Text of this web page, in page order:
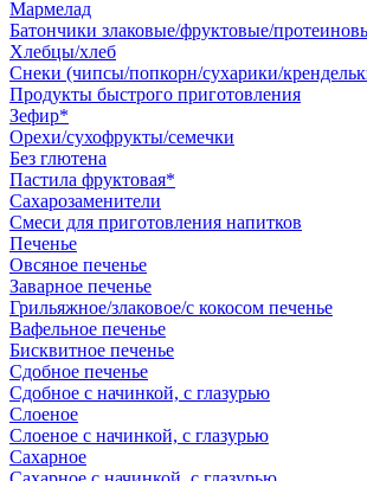
Мармелад
Батончики злаковые/фруктовые/
Хлебцы/хлеб
Снеки (чипсы/попкорн/сухарики/
Продукты быстрого приготовления
Зефир*
Орехи/сухофрукты/семечки
Без глютена
Пастила фруктовая*
Сахарозаменители
Смеси для приготовления напитков
Печенье
Овсяное печенье
Заварное печенье
Грильяжное/злаковое/с кокосом печенье
Вафельное печенье
Бисквитное печенье
Сдобное печенье
Сдобное с начинкой, с глазурью
Слоеное
Слоеное с начинкой, с глазурью
Сахарное